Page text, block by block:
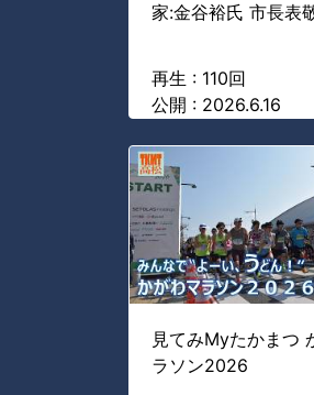
家:金谷裕氏 市長表
再生 : 110回
公開 : 2026.6.16
見てみMyたかまつ
ラソン2026